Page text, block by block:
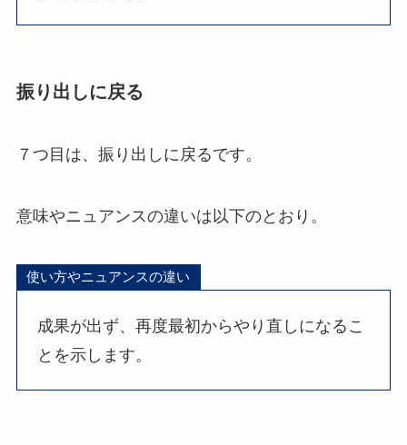
振り出しに戻る
７つ目は、振り出しに戻るです。
意味やニュアンスの違いは以下のとおり。
使い方やニュアンスの違い
成果が出ず、再度最初からやり直しになるこ
とを示します。